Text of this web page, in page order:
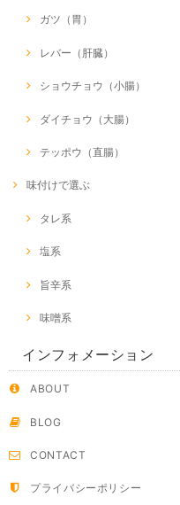
ガツ（胃）
レバー（肝臓）
ショウチョウ（小腸）
ダイチョウ（大腸）
テッポウ（直腸）
味付けで選ぶ
タレ系
塩系
旨辛系
味噌系
インフォメーション
ABOUT
BLOG
CONTACT
プライバシーポリシー